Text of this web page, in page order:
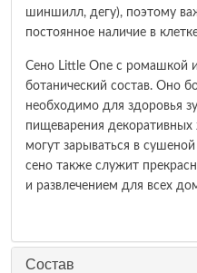
шиншилл, дегу), поэтому
постоянное наличие в
Сено Little One с ромашкой
ботанический состав. Оно
необходимо для здоровья
пищеварения
могут зарываться в
сено также служит
и развлечением для всех
Состав